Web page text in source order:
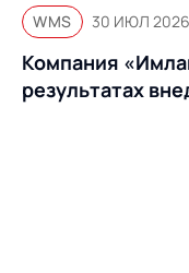
WMS 30 ИЮЛ 2026
Компания
результатах